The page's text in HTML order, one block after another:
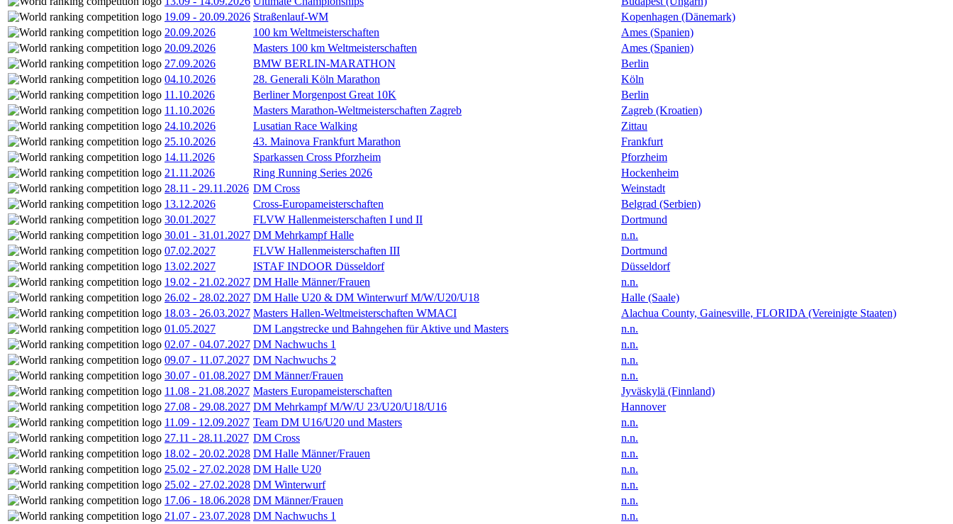
19.09 - 20.09.2026 Straßenlauf-WM
Kopenhagen (Dänemark)
20.09.2026
100 km Weltmeisterschaften
Ames (Spanien)
20.09.2026
Masters 100 km Weltmeisterschaften
Ames (Spanien)
27.09.2026
BMW BERLIN-MARATHON
Berlin
04.10.2026
28. Generali Köln Marathon
Köln
11.10.2026
Berliner Morgenpost Great 10K
Berlin
11.10.2026
Masters Marathon-Weltmeisterschaften Zagreb
Zagreb (Kroatien)
24.10.2026
Lusatian Race Walking
Zittau
25.10.2026
43. Mainova Frankfurt Marathon
Frankfurt
14.11.2026
Sparkassen Cross Pforzheim
Pforzheim
21.11.2026
Ring Running Series 2026
Hockenheim
28.11 - 29.11.2026 DM Cross
Weinstadt
13.12.2026
Cross-Europameisterschaften
Belgrad (Serbien)
30.01.2027
FLVW Hallenmeisterschaften I und II
Dortmund
30.01 - 31.01.2027 DM Mehrkampf Halle
n.n.
07.02.2027
FLVW Hallenmeisterschaften III
Dortmund
13.02.2027
ISTAF INDOOR Düsseldorf
Düsseldorf
19.02 - 21.02.2027 DM Halle Männer/Frauen
n.n.
26.02 - 28.02.2027 DM Halle U20 & DM Winterwurf M/W/U20/U18
Halle (Saale)
18.03 - 26.03.2027 Masters Hallen-Weltmeisterschaften WMACI
Alachua County, Gainesville, FLORIDA (Vereinigte Staaten)
01.05.2027
DM Langstrecke und Bahngehen für Aktive und Masters
n.n.
02.07 - 04.07.2027 DM Nachwuchs 1
n.n.
09.07 - 11.07.2027 DM Nachwuchs 2
n.n.
30.07 - 01.08.2027 DM Männer/Frauen
n.n.
11.08 - 21.08.2027 Masters Europameisterschaften
Jyväskylä (Finnland)
27.08 - 29.08.2027 DM Mehrkampf M/W/U 23/U20/U18/U16
Hannover
11.09 - 12.09.2027 Team DM U16/U20 und Masters
n.n.
27.11 - 28.11.2027 DM Cross
n.n.
18.02 - 20.02.2028 DM Halle Männer/Frauen
n.n.
25.02 - 27.02.2028 DM Halle U20
n.n.
25.02 - 27.02.2028 DM Winterwurf
n.n.
17.06 - 18.06.2028 DM Männer/Frauen
n.n.
21.07 - 23.07.2028 DM Nachwuchs 1
n.n.